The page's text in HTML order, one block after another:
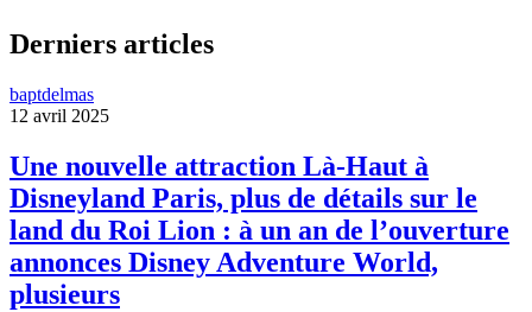
Derniers articles
baptdelmas
12 avril 2025
Une nouvelle attraction Là-Haut à
Disneyland Paris, plus de détails sur le
land du Roi Lion : à un an de l’ouverture
annonces Disney Adventure World,
plusieurs